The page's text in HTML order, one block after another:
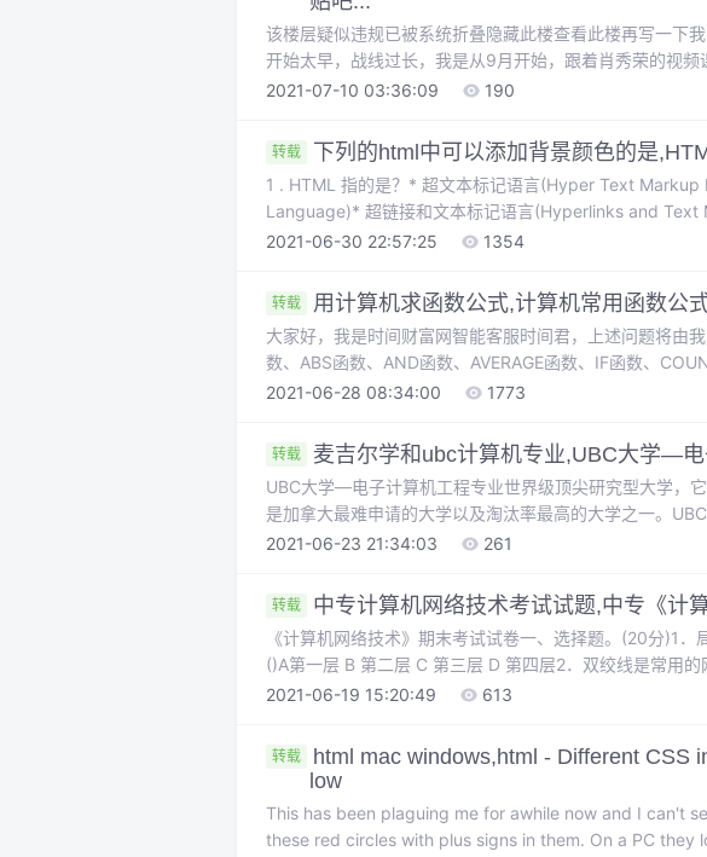
该楼层疑似违规已被系统折叠隐藏此楼查看此楼再写一下
开始太早，战线过长，我是从9月开始，跟着肖秀荣的视
遍肖八，一遍肖四，还有切忌闭门造车，一定要跟着一个
2021-07-10 03:36:09 190
转载 下列的html中可以添加背景颜色的是
1 . HTML 指的是？* 超文本标记语言(Hyper Text
Language)* 超链接和文本标记语言(Hyperlinks and
的标题？* * * * 3. 在下列的 HTML 中，哪个可以插入折行...
2021-06-30 22:57:25 1354
转载 用计算机求函数公式,计算机常用函数公
大家好，我是时间财富网智能客服时间君，上述问题将由
数、ABS函数、AND函数、AVERAGE函数、IF函数、
computer)通称电脑，是现代一种用于高速计算的电子计
2021-06-28 08:34:00 1773
转载 麦吉尔学和ubc计算机专业,UBC大学—
UBC大学—电子计算机工程专业世界级顶尖研究型大学，
是加拿大最难申请的大学以及淘汰率最高的大学之一。
哥华校区(总校区)和奥肯纳根校区。UBC是不列颠哥伦比
2021-06-23 21:34:03 261
转载 中专计算机网络技术考试试题,中专《计
《计算机网络技术》期末考试试卷一、选择题。(20分)1
()A第一层 B 第二层 C 第三层 D 第四层2．双绞线是常用
的传输速率比较高B 双绞线有较强的抗干扰能力C 双绞线
2021-06-19 15:20:49 613
转载
html mac windows,html - Different CSS
low
This has been plaguing me for awhile now and I can't
these red circles with plus signs in them. On a PC they